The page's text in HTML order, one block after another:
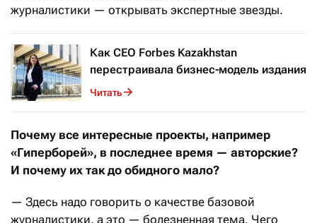
журналистики — открывать экспертные звезды.
Как CEO Forbes Kazakhstan
перестраивала бизнес-модель издания
Читать
Почему все интересные проекты, например
«Гиперборей», в последнее время — авторские?
И почему их так до обидного мало?
— Здесь надо говорить о качестве базовой
журналистики, а это — болезненная тема. Чего